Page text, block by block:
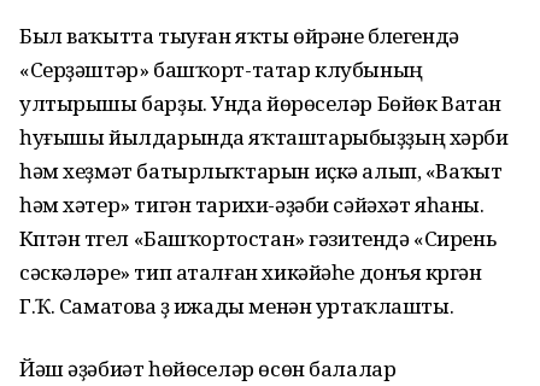
Был ваҡытта тыуған яҡты өйрәнеү бүлегендә
«Серҙәштәр» башҡорт-татар клубының
ултырышы барҙы. Унда йөрөүселәр Бөйөк Ватан
һуғышы йылдарында яҡташтарыбыҙҙың хәрби
һәм хеҙмәт батырлыҡтарын иҫкә алып, «Ваҡыт
һәм хәтер» тигән тарихи-әҙәби сәйәхәт яһаны.
Күптән түгел «Башҡортостан» гәзитендә «Сирень
сәскәләре» тип аталған хикәйәһе донъя күргән
Г.Ҡ. Саматова үҙ ижады менән уртаҡлашты.
Йәш әҙәбиәт һөйөүселәр өсөн балалар